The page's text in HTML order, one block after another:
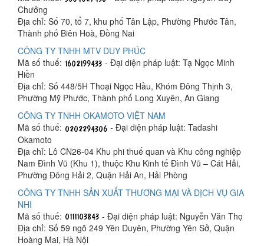
Chưởng
Địa chỉ: Số 70, tổ 7, khu phố Tân Lập, Phường Phước Tân,
Thành phố Biên Hoà, Đồng Nai
CÔNG TY TNHH MTV DUY PHÚC
Mã số thuế:
- Đại diện pháp luật: Tạ Ngọc Minh
Hiền
Địa chỉ: Số 448/5H Thoại Ngọc Hầu, Khóm Đông Thịnh 3,
Phường Mỹ Phước, Thành phố Long Xuyên, An Giang
CÔNG TY TNHH OKAMOTO VIỆT NAM
Mã số thuế:
- Đại diện pháp luật: Tadashi
Okamoto
Địa chỉ: Lô CN26-04 Khu phi thuế quan và Khu công nghiệp
Nam Đình Vũ (Khu 1), thuộc Khu Kinh tế Đình Vũ – Cát Hải,
Phường Đông Hải 2, Quận Hải An, Hải Phòng
CÔNG TY TNHH SẢN XUẤT THƯƠNG MẠI VÀ DỊCH VỤ GIA
NHI
Mã số thuế:
- Đại diện pháp luật: Nguyễn Văn Thọ
Địa chỉ: Số 59 ngõ 249 Yên Duyên, Phường Yên Sở, Quận
Hoàng Mai, Hà Nội